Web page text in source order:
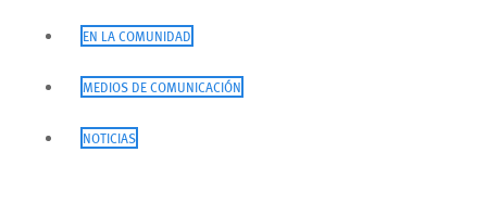
EN LA COMUNIDAD
MEDIOS DE COMUNICACIÓN
NOTICIAS